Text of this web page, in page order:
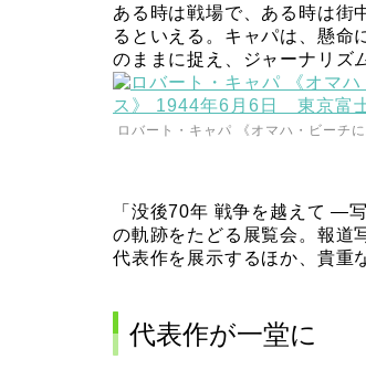
ある時は戦場で、ある時は街
るといえる。キャパは、懸命
のままに捉え、ジャーナリズ
ロバート・キャパ 《オマハ・ビーチ
「没後70年 戦争を越えて —
の軌跡をたどる展覧会。報道
代表作を展示するほか、貴重
代表作が一堂に